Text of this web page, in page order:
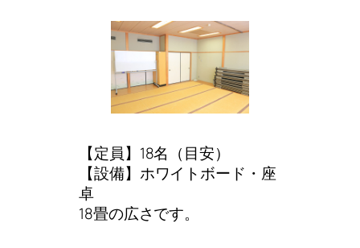
【定員】18名（目安）
【設備】ホワイトボード・座
卓
18畳の広さです。